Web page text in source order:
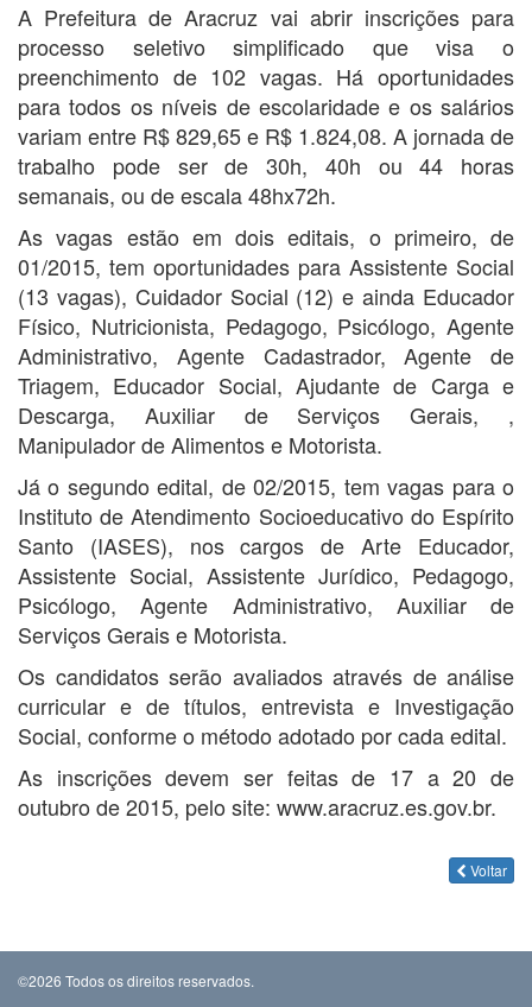
A Prefeitura de Aracruz vai abrir inscrições para
processo seletivo simplificado que visa o
preenchimento de 102 vagas. Há oportunidades
para todos os níveis de escolaridade e os salários
variam entre R$ 829,65 e R$ 1.824,08. A jornada de
trabalho pode ser de 30h, 40h ou 44 horas
semanais, ou de escala 48hx72h.
As vagas estão em dois editais, o primeiro, de
01/2015, tem oportunidades para Assistente Social
(13 vagas), Cuidador Social (12) e ainda Educador
Físico, Nutricionista, Pedagogo, Psicólogo, Agente
Administrativo, Agente Cadastrador, Agente de
Triagem, Educador Social, Ajudante de Carga e
Descarga, Auxiliar de Serviços Gerais, ,
Manipulador de Alimentos e Motorista.
Já o segundo edital, de 02/2015, tem vagas para o
Instituto de Atendimento Socioeducativo do Espírito
Santo (IASES), nos cargos de Arte Educador,
Assistente Social, Assistente Jurídico, Pedagogo,
Psicólogo, Agente Administrativo, Auxiliar de
Serviços Gerais e Motorista.
Os candidatos serão avaliados através de análise
curricular e de títulos, entrevista e Investigação
Social, conforme o método adotado por cada edital.
As inscrições devem ser feitas de 17 a 20 de
outubro de 2015, pelo site: www.aracruz.es.gov.br.
Voltar
©2026 Todos os direitos reservados.